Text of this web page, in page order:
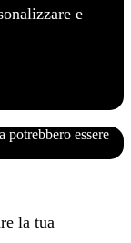
e
potrebbero essere
la tua